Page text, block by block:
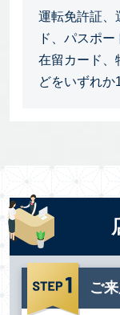
運転免許証、
ド、パスポ
在留カード、
どをいずれか
ご